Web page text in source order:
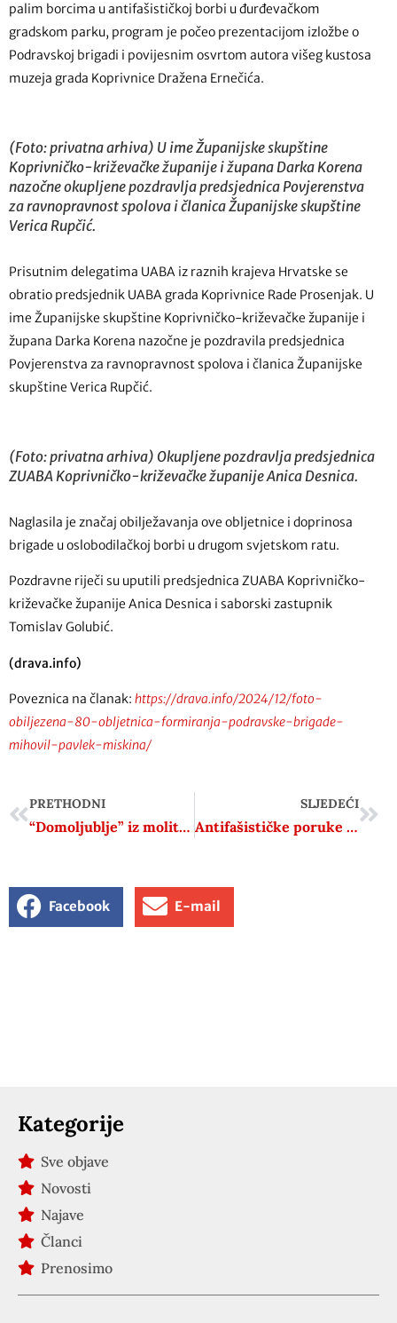
palim borcima u antifašističkoj borbi u đurđevačkom
gradskom parku, program je počeo prezentacijom izložbe o
Podravskoj brigadi i povijesnim osvrtom autora višeg kustosa
muzeja grada Koprivnice Dražena Ernečića.
(Foto: privatna arhiva) U ime Županijske skupštine
Koprivničko-križevačke županije i župana Darka Korena
nazočne okupljene pozdravlja predsjednica Povjerenstva
za ravnopravnost spolova i članica Županijske skupštine
Verica Rupčić.
Prisutnim delegatima UABA iz raznih krajeva Hrvatske se
obratio predsjednik UABA grada Koprivnice Rade Prosenjak. U
ime Županijske skupštine Koprivničko-križevačke županije i
župana Darka Korena nazočne je pozdravila predsjednica
Povjerenstva za ravnopravnost spolova i članica Županijske
skupštine Verica Rupčić.
(Foto: privatna arhiva) Okupljene pozdravlja predsjednica
ZUABA Koprivničko-križevačke županije Anica Desnica.
Naglasila je značaj obilježavanja ove obljetnice i doprinosa
brigade u oslobodilačkoj borbi u drugom svjetskom ratu.
Pozdravne riječi su uputili predsjednica ZUABA Koprivničko-
križevačke županije Anica Desnica i saborski zastupnik
Tomislav Golubić.
(drava.info)
Poveznica na članak: https://drava.info/2024/12/foto-
obiljezena-80-obljetnica-formiranja-podravske-brigade-
mihovil-pavlek-miskina/
PRETHODNI
“Domoljublje” iz molitvenika
SLJEDEĆI
Antifašističke poruke i pouke iz Zagorja
Facebook E-mail
Kategorije
Sve objave
Novosti
Najave
Članci
Prenosimo